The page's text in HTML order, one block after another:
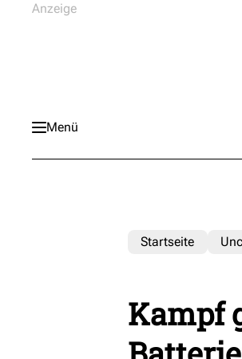
Menü
Startseite
Kampf